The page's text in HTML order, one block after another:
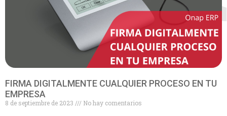
FIRMA DIGITALMENTE CUALQUIER PROCESO EN TU
EMPRESA
8 de septiembre de 2023 No hay comentarios